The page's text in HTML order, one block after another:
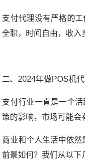
支付代理没有严格的
全职，时间自由，收入
二、2024年做POS机代
支付行业一直是一个
策的影响，市场可能会
商业和个人生活中依
前景如何？我们从以下